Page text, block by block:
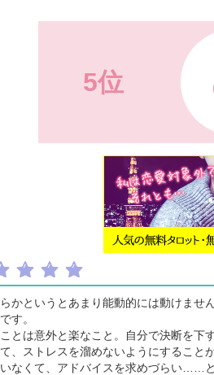
5位
かというとあまり能動的には動けませ
す。
とは意外と楽なこと。自分で決断を下
、ストレスを溜めないようにすること
なくて、アドバイスを求めづらい……